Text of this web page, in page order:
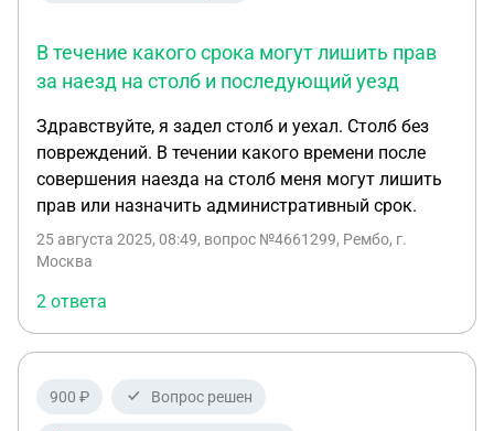
В течение какого срока могут лишить прав
за наезд на столб и последующий уезд
Здравствуйте, я задел столб и уехал. Столб без
повреждений. В течении какого времени после
совершения наезда на столб меня могут лишить
прав или назначить административный срок.
25 августа 2025, 08:49, вопрос №4661299, Рембо, г.
Москва
2 ответа
900 ₽ Вопрос решен